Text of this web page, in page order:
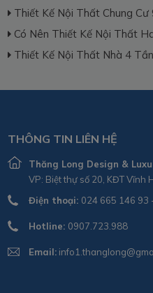
Thiết Kế Nội Thất Chung Cư
Có Nên Thiết Kế Nội Thất
Thiết Kế Nội Thất Nhà 4
THÔNG TIN LIÊN HỆ
Thăng Long Design &
VP: Biệt thự số 20, KĐT Vĩnh
Điện thoại: 024 665 146 93
Hotline: 0907.723.988
Email: